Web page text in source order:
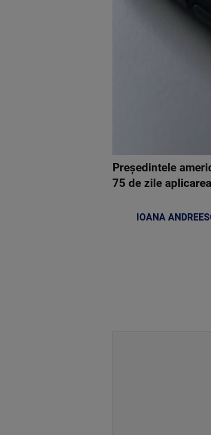
Preşedintele
75 de zile
IOANA